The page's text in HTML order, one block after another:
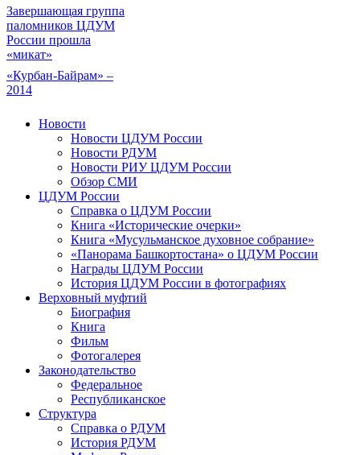
Завершающая группа
паломников ЦДУМ
России прошла
«микат»
«Курбан-Байрам» –
2014
Новости
Новости ЦДУМ России
Новости РДУМ
Новости РИУ ЦДУМ России
Обзор СМИ
ЦДУМ России
Справка о ЦДУМ России
Книга «Исторические очерки»
Книга «Мусульманское духовное собрание»
«Панорама Башкортостана» о ЦДУМ России
Награды ЦДУМ России
История ЦДУМ России в фотографиях
Верховный муфтий
Биография
Книга
Фильм
Фотогалерея
Законодательство
Федеральное
Республиканское
Структура
Справка о РДУМ
История РДУМ